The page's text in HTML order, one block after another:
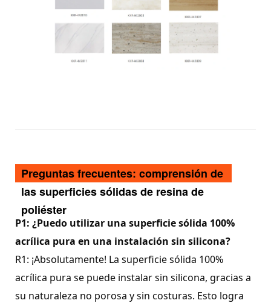
Preguntas frecuentes: comprensión de
las superficies sólidas de resina de
poliéster
P1: ¿Puedo utilizar una superficie sólida 100%
acrílica pura en una instalación sin silicona?
R1: ¡Absolutamente! La superficie sólida 100%
acrílica pura se puede instalar sin silicona, gracias a
su naturaleza no porosa y sin costuras. Esto logra